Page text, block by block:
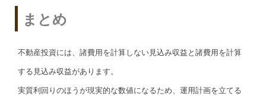
まとめ
不動産投資には、諸費用を計算しない見込み収益と諸費用を計算
する見込み収益があります。
実質利回りのほうが現実的な数値になるため、運用計画を立てる